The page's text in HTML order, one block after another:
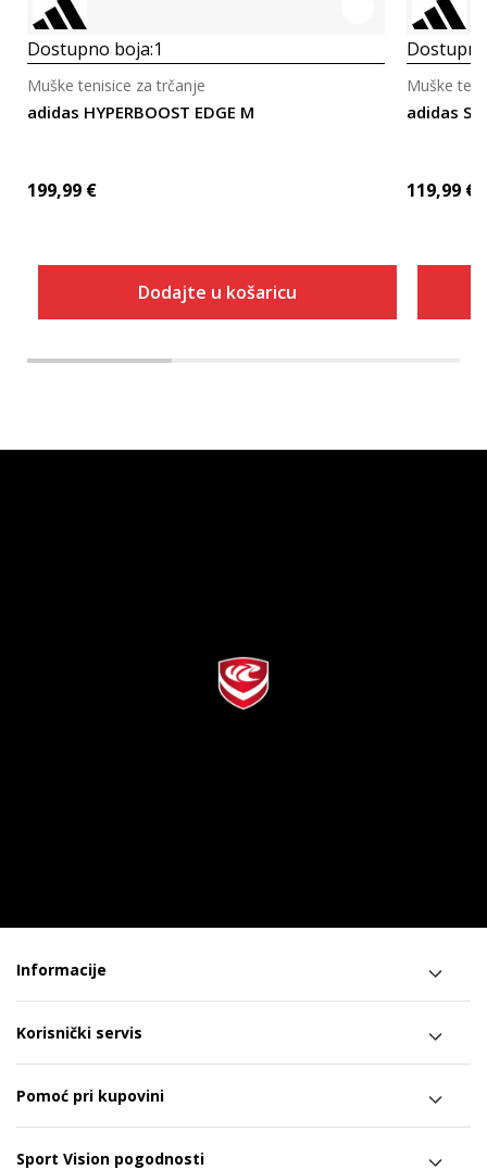
Dostupno boja:1
adidas HYPERBOOST EDGE M
Muške tenisice za trčanje
199,99 €
Dodajte u košaricu
adidas
Muške
119,99 €
Informacije
Korisnički servis
Pomoć pri kupovini
Sport Vision pogodnosti